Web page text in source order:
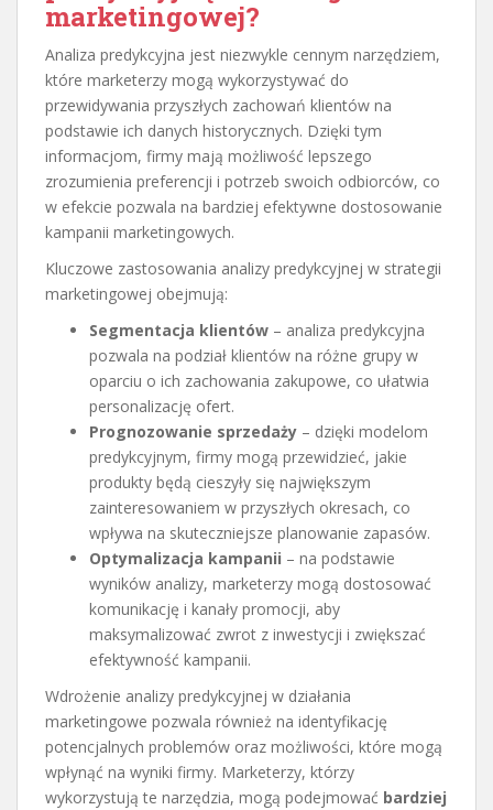
marketingowej?
Analiza predykcyjna jest niezwykle cennym narzędziem,
które marketerzy mogą wykorzystywać do
przewidywania przyszłych zachowań klientów na
podstawie ich danych historycznych. Dzięki tym
informacjom, firmy mają możliwość lepszego
zrozumienia preferencji i potrzeb swoich odbiorców, co
w efekcie pozwala na bardziej efektywne dostosowanie
kampanii marketingowych.
Kluczowe zastosowania analizy predykcyjnej w strategii
marketingowej obejmują:
Segmentacja klientów – analiza predykcyjna
pozwala na podział klientów na różne grupy w
oparciu o ich zachowania zakupowe, co ułatwia
personalizację ofert.
Prognozowanie sprzedaży – dzięki modelom
predykcyjnym, firmy mogą przewidzieć, jakie
produkty będą cieszyły się największym
zainteresowaniem w przyszłych okresach, co
wpływa na skuteczniejsze planowanie zapasów.
Optymalizacja kampanii – na podstawie
wyników analizy, marketerzy mogą dostosować
komunikację i kanały promocji, aby
maksymalizować zwrot z inwestycji i zwiększać
efektywność kampanii.
Wdrożenie analizy predykcyjnej w działania
marketingowe pozwala również na identyfikację
potencjalnych problemów oraz możliwości, które mogą
wpłynąć na wyniki firmy. Marketerzy, którzy
wykorzystują te narzędzia, mogą podejmować bardziej